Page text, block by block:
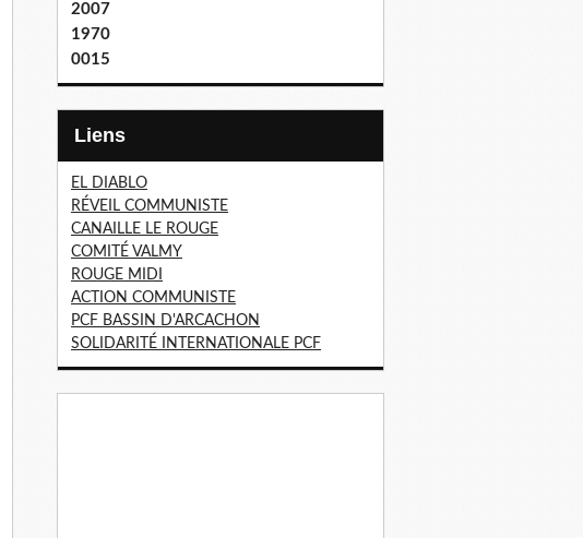
2007
1970
0015
Liens
EL DIABLO
RÉVEIL COMMUNISTE
CANAILLE LE ROUGE
COMITÉ VALMY
ROUGE MIDI
ACTION COMMUNISTE
PCF BASSIN D'ARCACHON
SOLIDARITÉ INTERNATIONALE PCF